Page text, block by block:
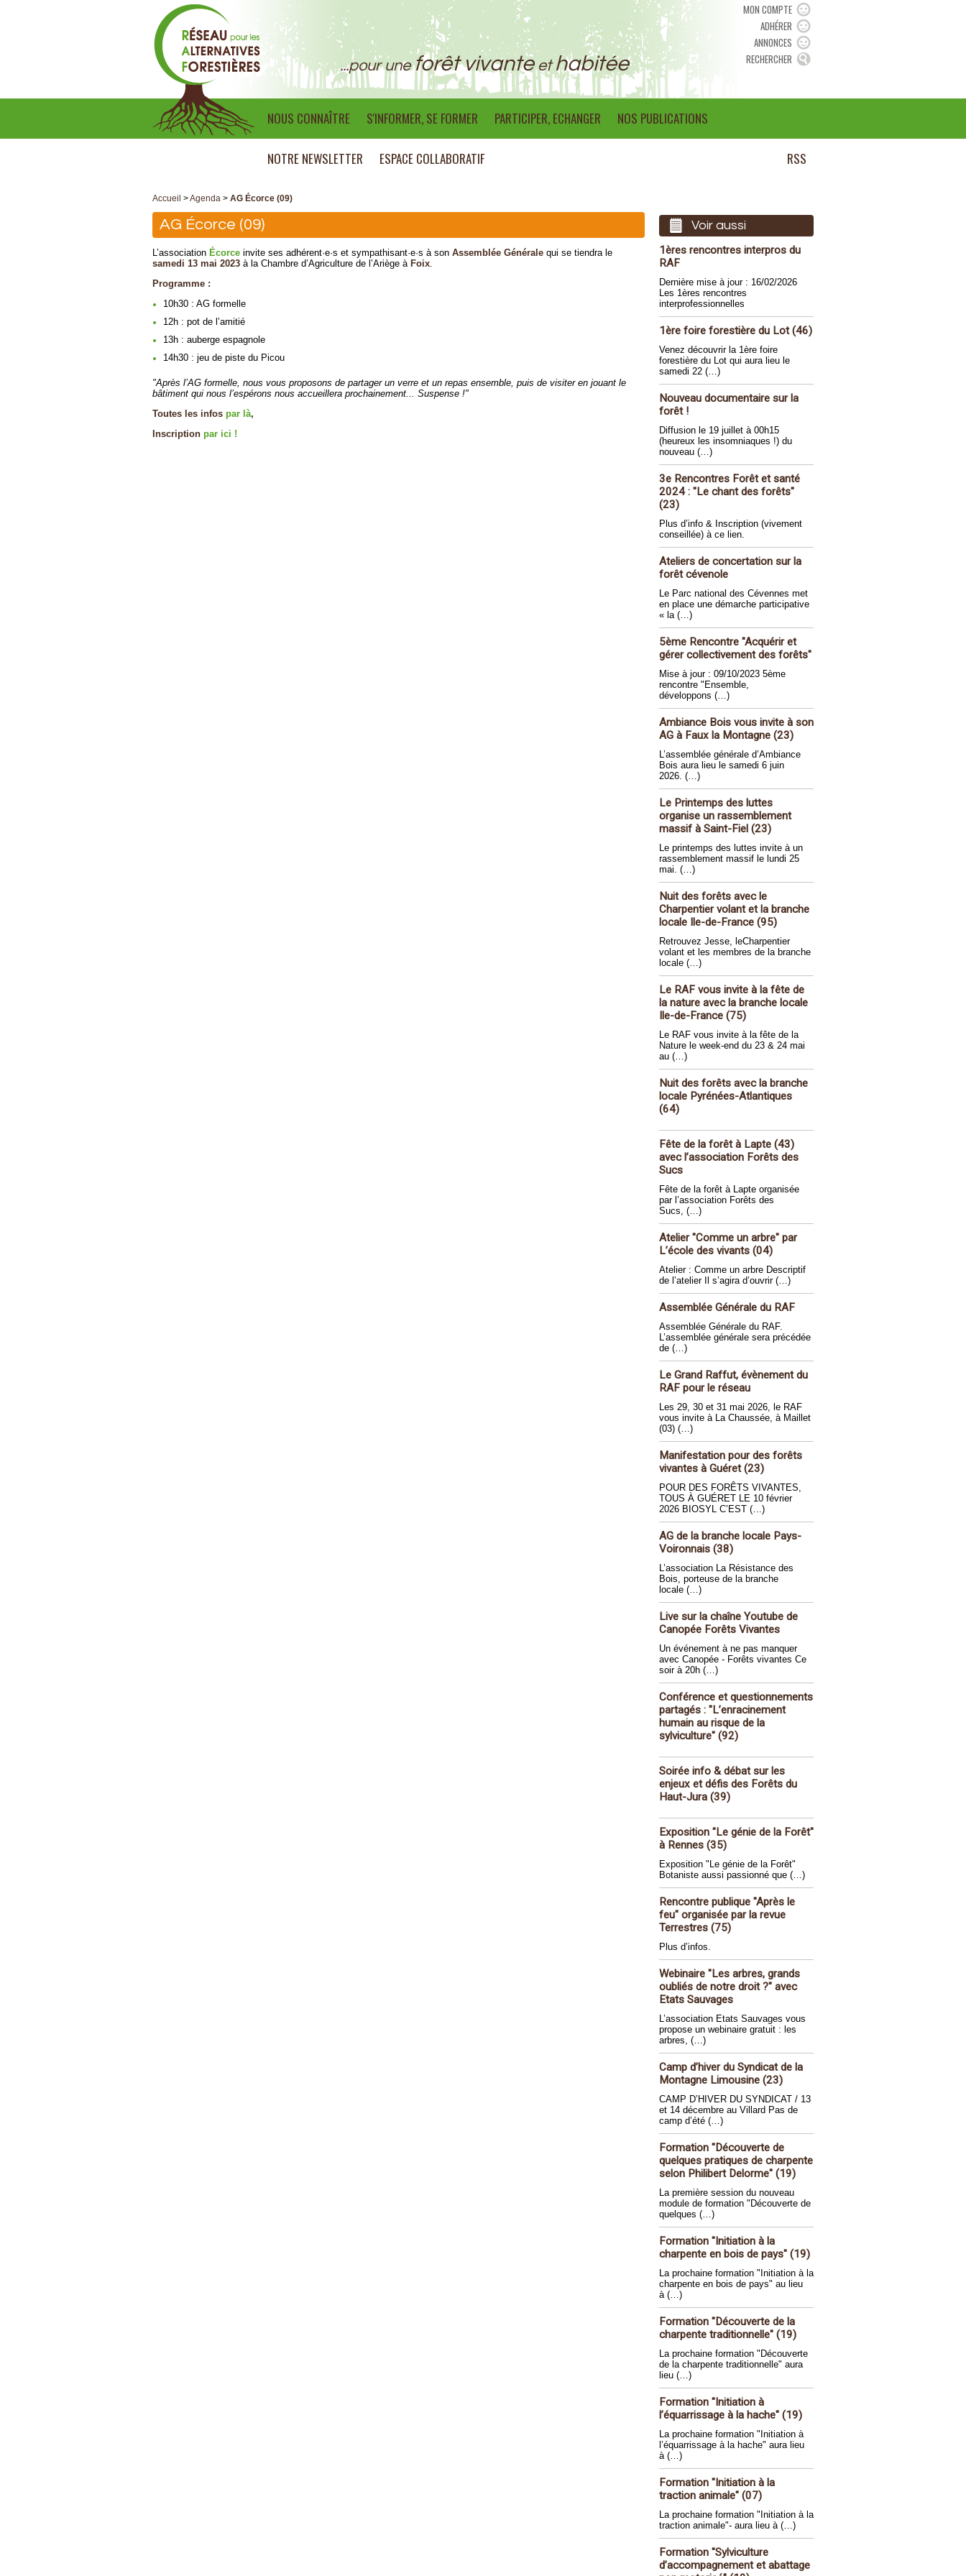
...pour uneforêt vivanteethabitée
MON COMPTE
ADHÉRER
ANNONCES
RECHERCHER
NOUS CONNAÎTRE S'INFORMER, SE FORMER PARTICIPER, ECHANGER NOS PUBLICATIONS
NOTRE NEWSLETTER ESPACE COLLABORATIF RSS
Accueil >Agenda > AG Écorce (09)
AG Écorce (09)
L’association Écorce invite ses adhérent·e·s et sympathisant·e·s à son Assemblée Générale qui se tiendra le
samedi 13 mai 2023 à la Chambre d’Agriculture de l’Ariège à Foix.
Programme :
10h30 : AG formelle
12h : pot de l’amitié
13h : auberge espagnole
14h30 : jeu de piste du Picou
"Après l’AG formelle, nous vous proposons de partager un verre et un repas ensemble, puis de visiter en jouant le
bâtiment qui nous l’espérons nous accueillera prochainement... Suspense !"
Toutes les infos par là,
Inscription par ici !
Voir aussi
1ères rencontres interpros du
RAF
Dernière mise à jour : 16/02/2026
Les 1ères rencontres
interprofessionnelles
1ère foire forestière du Lot (46)
Venez découvrir la 1ère foire
forestière du Lot qui aura lieu le
samedi 22 (…)
Nouveau documentaire sur la
forêt !
Diffusion le 19 juillet à 00h15
(heureux les insomniaques !) du
nouveau (…)
3e Rencontres Forêt et santé
2024 : "Le chant des forêts"
(23)
Plus d’info & Inscription (vivement
conseillée) à ce lien.
Ateliers de concertation sur la
forêt cévenole
Le Parc national des Cévennes met
en place une démarche participative
« la (…)
5ème Rencontre "Acquérir et
gérer collectivement des forêts"
Mise à jour : 09/10/2023 5ème
rencontre "Ensemble,
développons (…)
Ambiance Bois vous invite à son
AG à Faux la Montagne (23)
L’assemblée générale d’Ambiance
Bois aura lieu le samedi 6 juin
2026. (…)
Le Printemps des luttes
organise un rassemblement
massif à Saint-Fiel (23)
Le printemps des luttes invite à un
rassemblement massif le lundi 25
mai. (…)
Nuit des forêts avec le
Charpentier volant et la branche
locale Ile-de-France (95)
Retrouvez Jesse, leCharpentier
volant et les membres de la branche
locale (…)
Le RAF vous invite à la fête de
la nature avec la branche locale
Ile-de-France (75)
Le RAF vous invite à la fête de la
Nature le week-end du 23 & 24 mai
au (…)
Nuit des forêts avec la branche
locale Pyrénées-Atlantiques
(64)
Fête de la forêt à Lapte (43)
avec l’association Forêts des
Sucs
Fête de la forêt à Lapte organisée
par l’association Forêts des
Sucs, (…)
Atelier "Comme un arbre" par
L’école des vivants (04)
Atelier : Comme un arbre Descriptif
de l’atelier Il s’agira d’ouvrir (…)
Assemblée Générale du RAF
Assemblée Générale du RAF.
L’assemblée générale sera précédée
de (…)
Le Grand Raffut, évènement du
RAF pour le réseau
Les 29, 30 et 31 mai 2026, le RAF
vous invite à La Chaussée, à Maillet
(03) (…)
Manifestation pour des forêts
vivantes à Guéret (23)
POUR DES FORÊTS VIVANTES,
TOUS À GUÉRET LE 10 février
2026 BIOSYL C’EST (…)
AG de la branche locale Pays-
Voironnais (38)
L’association La Résistance des
Bois, porteuse de la branche
locale (…)
Live sur la chaîne Youtube de
Canopée Forêts Vivantes
Un événement à ne pas manquer
avec Canopée - Forêts vivantes Ce
soir à 20h (…)
Conférence et questionnements
partagés : "L’enracinement
humain au risque de la
sylviculture" (92)
Soirée info & débat sur les
enjeux et défis des Forêts du
Haut-Jura (39)
Exposition "Le génie de la Forêt"
à Rennes (35)
Exposition "Le génie de la Forêt"
Botaniste aussi passionné que (…)
Rencontre publique "Après le
feu" organisée par la revue
Terrestres (75)
Plus d’infos.
Webinaire "Les arbres, grands
oubliés de notre droit ?" avec
Etats Sauvages
L’association Etats Sauvages vous
propose un webinaire gratuit : les
arbres, (…)
Camp d’hiver du Syndicat de la
Montagne Limousine (23)
CAMP D’HIVER DU SYNDICAT / 13
et 14 décembre au Villard Pas de
camp d’été (…)
Formation "Découverte de
quelques pratiques de charpente
selon Philibert Delorme" (19)
La première session du nouveau
module de formation "Découverte de
quelques (…)
Formation "Initiation à la
charpente en bois de pays" (19)
La prochaine formation "Initiation à la
charpente en bois de pays" au lieu
à (…)
Formation "Découverte de la
charpente traditionnelle" (19)
La prochaine formation "Découverte
de la charpente traditionnelle" aura
lieu (…)
Formation "Initiation à
l’équarrissage à la hache" (19)
La prochaine formation "Initiation à
l’équarrissage à la hache" aura lieu
à (…)
Formation "Initiation à la
traction animale" (07)
La prochaine formation "Initiation à la
traction animale"- aura lieu à (…)
Formation "Sylviculture
d’accompagnement et abattage